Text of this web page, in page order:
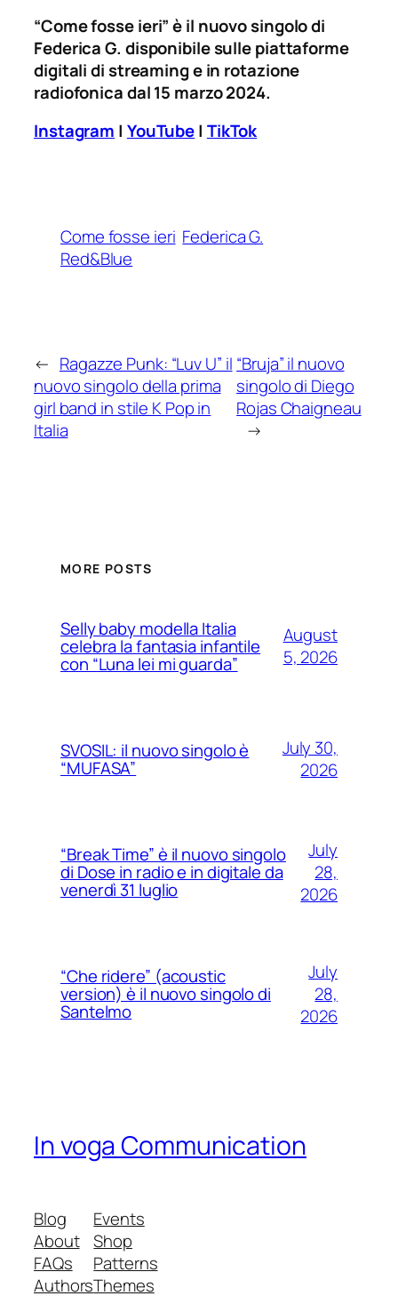
“Come fosse ieri” è il nuovo singolo di
Federica G. disponibile sulle piattaforme
digitali di streaming e in rotazione
radiofonica dal 15 marzo 2024.
Instagram | YouTube| TikTok
Come fosse ieri Federica G.
Red&Blue
← Ragazze Punk: “Luv U” il
nuovo singolo della prima
girl band in stile K Pop in
Italia
“Bruja” il nuovo
singolo di Diego
Rojas Chaigneau
→
MORE POSTS
Selly baby modella Italia
celebra la fantasia infantile
con “Luna lei mi guarda”
August
5, 2026
SVOSIL: il nuovo singolo è
“MUFASA”
July 30,
2026
“Break Time” è il nuovo singolo
di Dose in radio e in digitale da
venerdì 31 luglio
July
28,
2026
“Che ridere” (acoustic
version) è il nuovo singolo di
Santelmo
July
28,
2026
In voga Communication
Blog
About
FAQs
Authors
Events
Shop
Patterns
Themes